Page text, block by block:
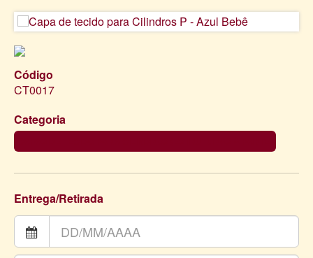
Código
CT0017
Categoria
Entrega/Retirada